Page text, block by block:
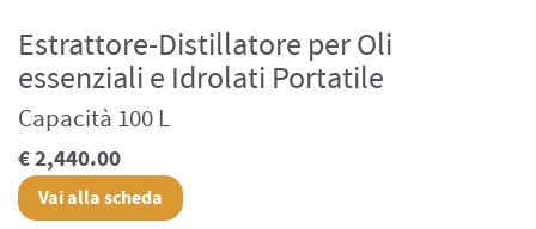
Estrattore-Distillatore per Oli
essenziali e Idrolati Portatile
Capacità 100 L
€ 2,440.00
Vai alla scheda